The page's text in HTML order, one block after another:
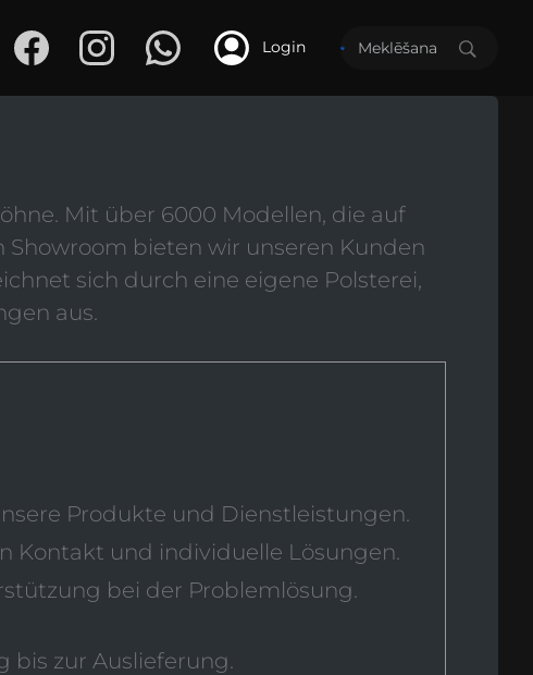
Login
Mit über 6000 Modellen, die auf
bieten wir unseren Kunden
sich durch eine eigene Polsterei,
aus.
Produkte und Dienstleistungen.
Kontakt und individuelle Lösungen.
bei der Problemlösung.
bis zur Auslieferung.